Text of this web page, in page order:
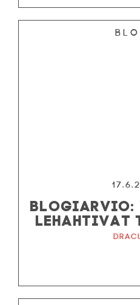
BLOGIARVIO:
LEHAHTIVAT